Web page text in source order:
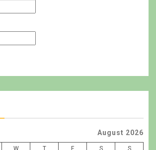
August 2026
W T F S S